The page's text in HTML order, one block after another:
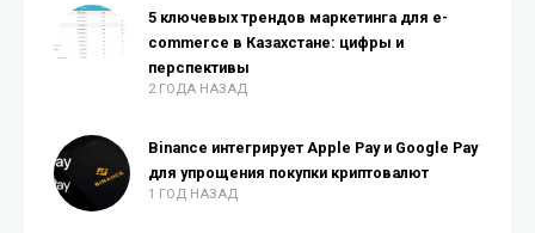
5 ключевых трендов маркетинга для e-
commerce в Казахстане: цифры и
перспективы
2 ГОДА НАЗАД
Binance интегрирует Apple Pay и Google Pay
для упрощения покупки криптовалют
1 ГОД НАЗАД